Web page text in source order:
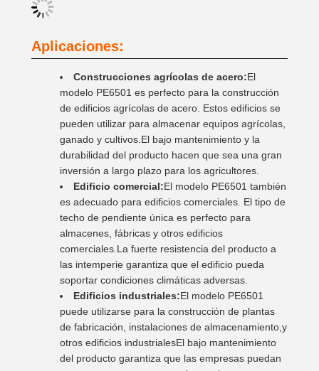
Aplicaciones:
Construcciones agrícolas de acero:El
modelo PE6501 es perfecto para la construcción
de edificios agrícolas de acero. Estos edificios se
pueden utilizar para almacenar equipos agrícolas,
ganado y cultivos.El bajo mantenimiento y la
durabilidad del producto hacen que sea una gran
inversión a largo plazo para los agricultores.
Edificio comercial:El modelo PE6501 también
es adecuado para edificios comerciales. El tipo de
techo de pendiente única es perfecto para
almacenes, fábricas y otros edificios
comerciales.La fuerte resistencia del producto a
las intemperie garantiza que el edificio pueda
soportar condiciones climáticas adversas.
Edificios industriales:El modelo PE6501
puede utilizarse para la construcción de plantas
de fabricación, instalaciones de almacenamiento,y
otros edificios industrialesEl bajo mantenimiento
del producto garantiza que las empresas puedan